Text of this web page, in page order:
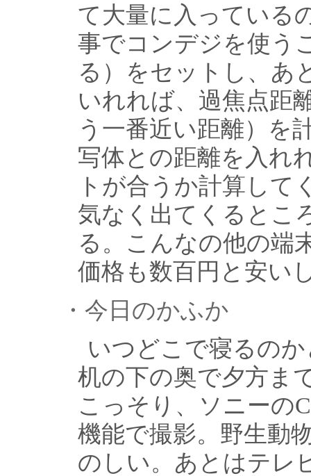
て大量に入っている
事でコンデジを使う
る）をセットし、あ
いれれば、過焦点距
う一番近い距離）を
写体との距離を入れ
トが合うか計算して
気なく出てくるとこ
る。こんなの他の端
価格も数百円と安い
・今日のかふか
いつどこで寝るの
机の下の奥で夕方ま
こっそり、ソニーの
機能で撮影。野生動
のしい。あとはテレ